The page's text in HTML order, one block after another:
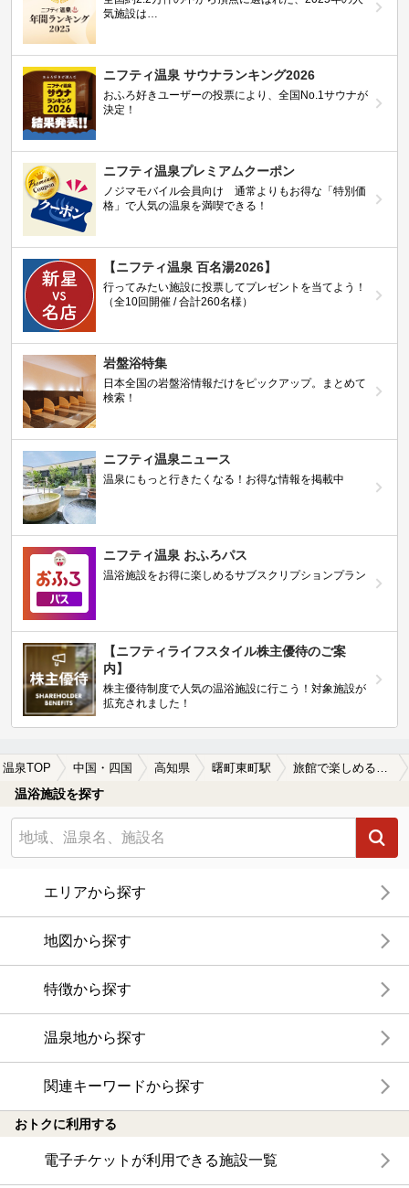
気施設は…
ニフティ温泉 サウナランキング2026
おふろ好きユーザーの投票により、全国No.1サウナが
決定！
ニフティ温泉プレミアムクーポン
ノジマモバイル会員向け 通常よりもお得な「特別価
格」で人気の温泉を満喫できる！
【ニフティ温泉 百名湯2026】
行ってみたい施設に投票してプレゼントを当てよう！
（全10回開催 / 合計260名様）
岩盤浴特集
日本全国の岩盤浴情報だけをピックアップ。まとめて
検索！
ニフティ温泉ニュース
温泉にもっと行きたくなる！お得な情報を掲載中
ニフティ温泉 おふろパス
温浴施設をお得に楽しめるサブスクリプションプラン
【ニフティライフスタイル株主優待のご案
内】
株主優待制度で人気の温浴施設に行こう！対象施設が
拡充されました！
温泉TOP 中国・四国 高知県 曙町東町駅 旅館で楽しめる曙町東町駅近くの温泉、日帰り温泉、スーパー銭湯おすすめ
温浴施設を探す
エリアから探す
地図から探す
特徴から探す
温泉地から探す
関連キーワードから探す
おトクに利用する
電子チケットが利用できる施設一覧